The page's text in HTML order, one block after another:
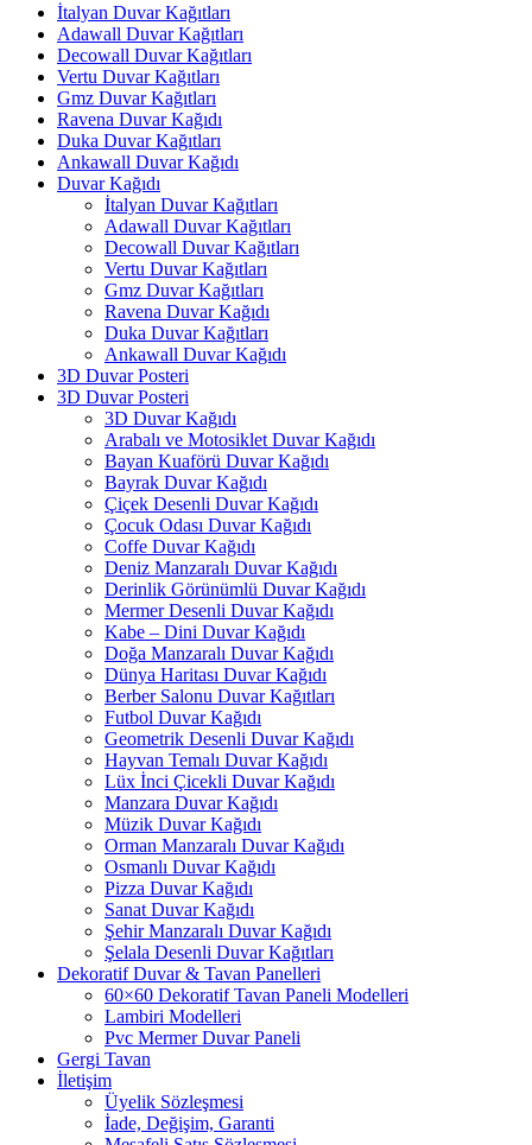
İtalyan Duvar Kağıtları
Adawall Duvar Kağıtları
Decowall Duvar Kağıtları
Vertu Duvar Kağıtları
Gmz Duvar Kağıtları
Ravena Duvar Kağıdı
Duka Duvar Kağıtları
Ankawall Duvar Kağıdı
Duvar Kağıdı
İtalyan Duvar Kağıtları
Adawall Duvar Kağıtları
Decowall Duvar Kağıtları
Vertu Duvar Kağıtları
Gmz Duvar Kağıtları
Ravena Duvar Kağıdı
Duka Duvar Kağıtları
Ankawall Duvar Kağıdı
3D Duvar Posteri
3D Duvar Posteri
3D Duvar Kağıdı
Arabalı ve Motosiklet Duvar Kağıdı
Bayan Kuaförü Duvar Kağıdı
Bayrak Duvar Kağıdı
Çiçek Desenli Duvar Kağıdı
Çocuk Odası Duvar Kağıdı
Coffe Duvar Kağıdı
Deniz Manzaralı Duvar Kağıdı
Derinlik Görünümlü Duvar Kağıdı
Mermer Desenli Duvar Kağıdı
Kabe – Dini Duvar Kağıdı
Doğa Manzaralı Duvar Kağıdı
Dünya Haritası Duvar Kağıdı
Berber Salonu Duvar Kağıtları
Futbol Duvar Kağıdı
Geometrik Desenli Duvar Kağıdı
Hayvan Temalı Duvar Kağıdı
Lüx İnci Çicekli Duvar Kağıdı
Manzara Duvar Kağıdı
Müzik Duvar Kağıdı
Orman Manzaralı Duvar Kağıdı
Osmanlı Duvar Kağıdı
Pizza Duvar Kağıdı
Sanat Duvar Kağıdı
Şehir Manzaralı Duvar Kağıdı
Şelala Desenli Duvar Kağıtları
Dekoratif Duvar & Tavan Panelleri
60×60 Dekoratif Tavan Paneli Modelleri
Lambiri Modelleri
Pvc Mermer Duvar Paneli
Gergi Tavan
İletişim
Üyelik Sözleşmesi
İade, Değişim, Garanti